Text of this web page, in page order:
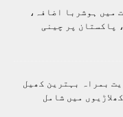
ميں ہوشربا اضافہ،
پاکستان پر چینی
بمراہ بہترين کھيل
میں شامل